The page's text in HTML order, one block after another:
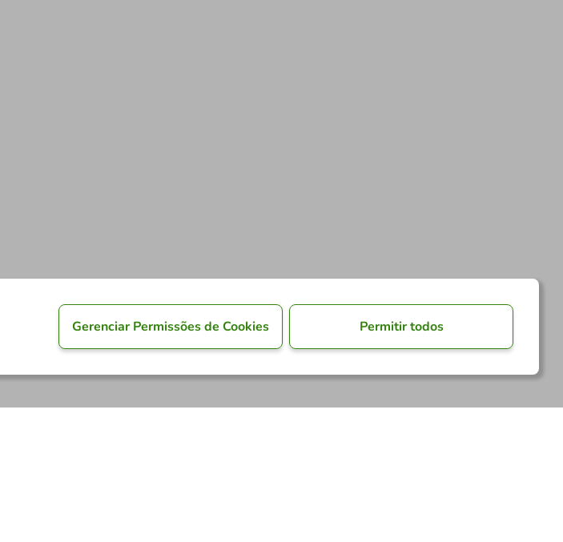
Gerenciar Permissões de Cookies Permitir todos